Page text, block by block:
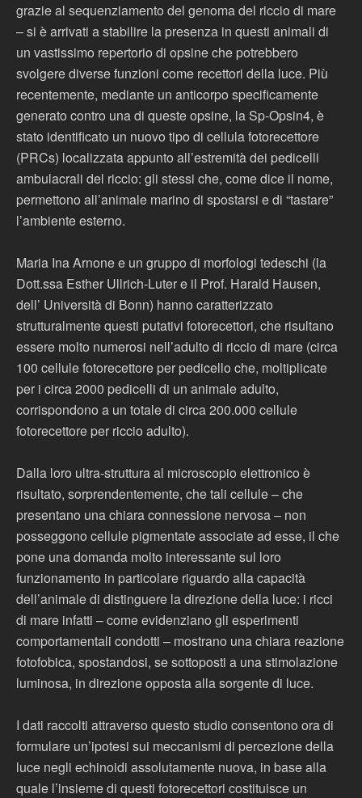
grazie al sequenziamento del genoma del riccio di mare
– si è arrivati a stabilire la presenza in questi animali di
un vastissimo repertorio di opsine che potrebbero
svolgere diverse funzioni come recettori della luce. Più
recentemente, mediante un anticorpo specificamente
generato contro una di queste opsine, la Sp-Opsin4, è
stato identificato un nuovo tipo di cellula fotorecettore
(PRCs) localizzata appunto all’estremità dei pedicelli
ambulacrali del riccio: gli stessi che, come dice il nome,
permettono all’animale marino di spostarsi e di “tastare”
l’ambiente esterno.
Maria Ina Arnone e un gruppo di morfologi tedeschi (la
Dott.ssa Esther Ullrich-Luter e il Prof. Harald Hausen,
dell’ Università di Bonn) hanno caratterizzato
strutturalmente questi putativi fotorecettori, che risultano
essere molto numerosi nell’adulto di riccio di mare (circa
100 cellule fotorecettore per pedicello che, moltiplicate
per i circa 2000 pedicelli di un animale adulto,
corrispondono a un totale di circa 200.000 cellule
fotorecettore per riccio adulto).
Dalla loro ultra-struttura al microscopio elettronico è
risultato, sorprendentemente, che tali cellule – che
presentano una chiara connessione nervosa – non
posseggono cellule pigmentate associate ad esse, il che
pone una domanda molto interessante sul loro
funzionamento in particolare riguardo alla capacità
dell’animale di distinguere la direzione della luce: i ricci
di mare infatti – come evidenziano gli esperimenti
comportamentali condotti – mostrano una chiara reazione
fotofobica, spostandosi, se sottoposti a una stimolazione
luminosa, in direzione opposta alla sorgente di luce.
I dati raccolti attraverso questo studio consentono ora di
formulare un’ipotesi sui meccanismi di percezione della
luce negli echinoidi assolutamente nuova, in base alla
quale l’insieme di questi fotorecettori costituisce un